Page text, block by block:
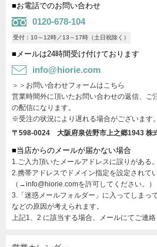
■お電話でのお問い合わせ
0120-678-104
受付：10～12時／13～17時（土日祝除く）
■メールは24時間受け付けております
info@hiorie.com
＞＞お問い合わせフォームはこちら
営業時間外に頂いたお問い合わせの返信、ご
の配信になります。
※受注の状況により遅れる場合がございます。
〒598-0024 大阪府泉佐野市上之郷1943 株
■当店からのメールが届かない場合
1.ご入力頂いたメールアドレスに誤りがある。
2.携帯アドレスでドメイン指定を設定されてい
（→info@hiorie.comを許可してください。）
3.「迷惑メールフォルダー」に入ってしまって
などの原因が考えられます。
上記1、2 に該当する場合、メールにてご連絡